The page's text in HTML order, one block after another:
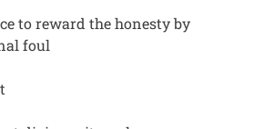
to reward the honesty by
foul